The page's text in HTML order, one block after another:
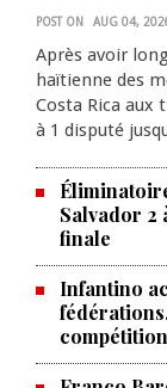
POST ON AUG 04,
Après avoir
haïtienne des
Costa Rica aux
à 1 disputé
Salvador 2
finale
Infantino